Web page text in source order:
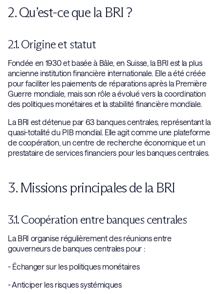
2. Qu’est-ce que la BRI ?
2.1. Origine et statut
Fondée en 1930 et basée à Bâle, en Suisse, la BRI est la plus
ancienne institution financière internationale. Elle a été créée
pour faciliter les paiements de réparations après la Première
Guerre mondiale, mais son rôle a évolué vers la coordination
des politiques monétaires et la stabilité financière mondiale.
La BRI est détenue par 63 banques centrales, représentant la
quasi-totalité du PIB mondial. Elle agit comme une plateforme
de coopération, un centre de recherche économique et un
prestataire de services financiers pour les banques centrales.
3. Missions principales de la BRI
3.1. Coopération entre banques centrales
La BRI organise régulièrement des réunions entre
gouverneurs de banques centrales pour :
- Échanger sur les politiques monétaires
- Anticiper les risques systémiques